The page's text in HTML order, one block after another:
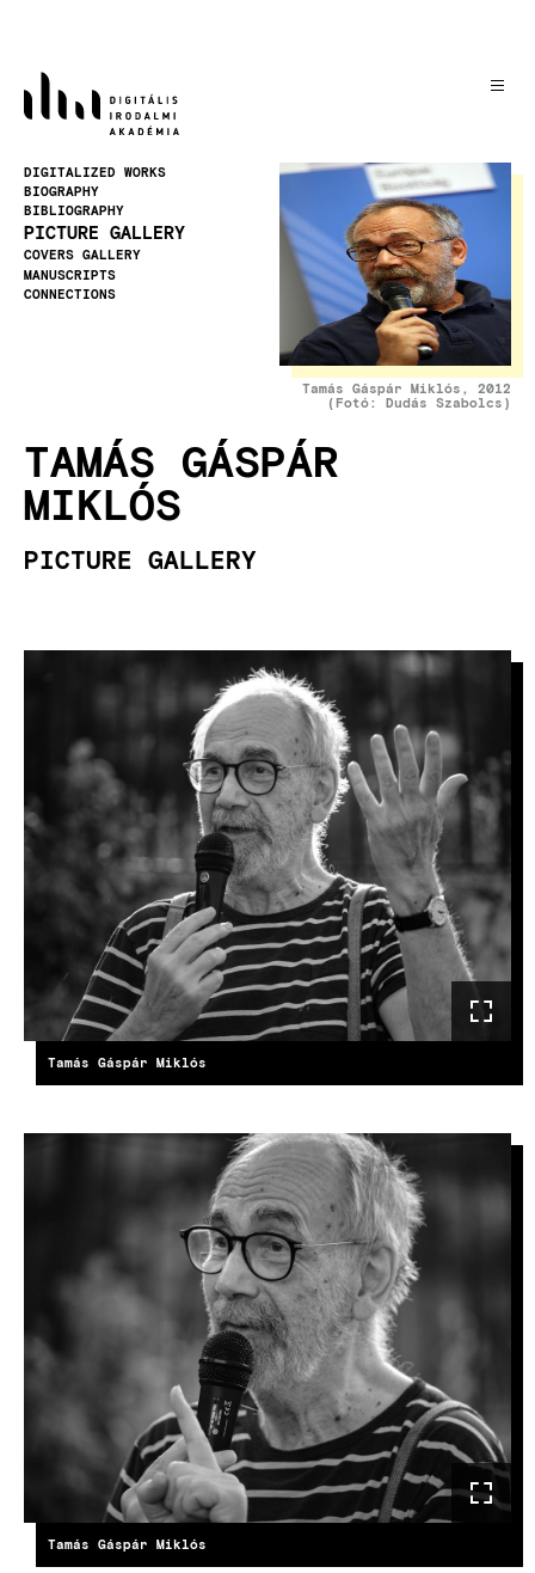
content
Image
Tamás Gáspár Miklós, 2012
(Fotó: Dudás Szabolcs)
DIGITALIZED WORKS
BIOGRAPHY
BIBLIOGRAPHY
PICTURE GALLERY
COVERS GALLERY
MANUSCRIPTS
CONNECTIONS
TAMÁS GÁSPÁR
MIKLÓS
PICTURE GALLERY
Tamás Gáspár Miklós
Tamás Gáspár Miklós